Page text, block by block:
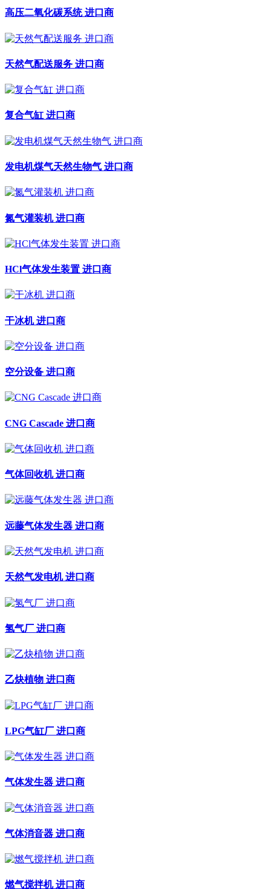
高压二氧化碳系统 进口商
天然气配送服务 进口商
复合气缸 进口商
发电机煤气天然生物气 进口商
氮气灌装机 进口商
HCl气体发生装置 进口商
干冰机 进口商
空分设备 进口商
CNG Cascade 进口商
气体回收机 进口商
远藤气体发生器 进口商
天然气发电机 进口商
氢气厂 进口商
乙炔植物 进口商
LPG气缸厂 进口商
气体发生器 进口商
气体消音器 进口商
燃气搅拌机 进口商